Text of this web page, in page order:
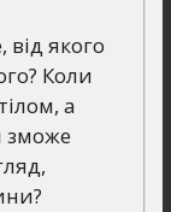
якого
Коли
а
зможе